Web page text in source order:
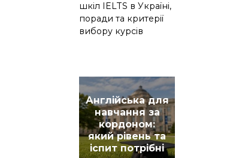
шкіл IELTS в Україні,
поради та критерії
вибору курсів
Англійська для
навчання за
кордоном:
який рівень та
іспит потрібні